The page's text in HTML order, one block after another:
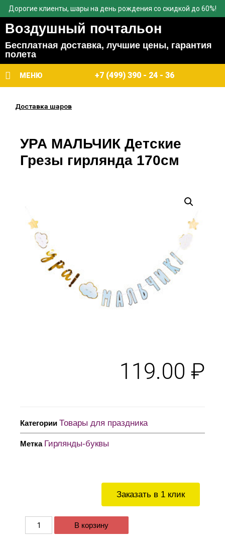
Дорогие клиенты, шары на день рождения со скидкой до 60%!
Воздушный почтальон
Бесплатная доставка, лучшие цены, гарантия
полета
МЕНЮ +7 (499) 390 - 24 - 36
Доставка шаров
Заказать в 1 клик
В корзину
УРА МАЛЬЧИК Детские
Грезы гирлянда 170см
119.00 ₽
Категории Товары для праздника
Метка Гирлянды-буквы